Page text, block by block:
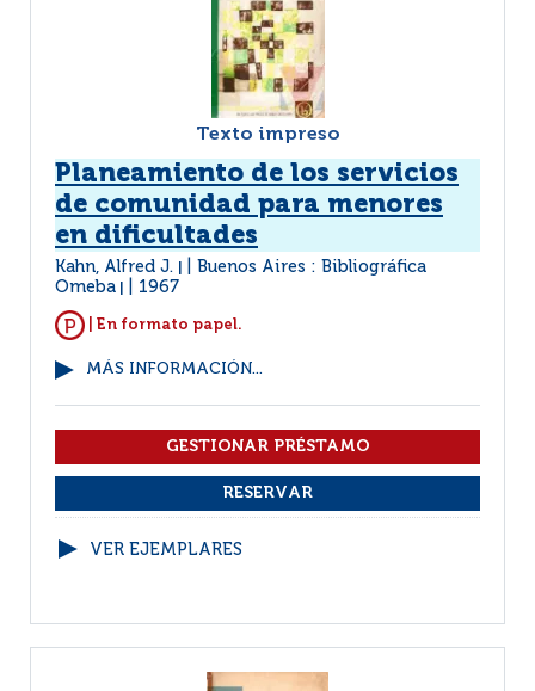
Texto impreso
Planeamiento de los servicios
de comunidad para menores
en dificultades
Kahn, Alfred J.
Buenos Aires : Bibliográfica
Omeba
1967
| En formato papel.
MÁS INFORMACIÓN...
VER EJEMPLARES